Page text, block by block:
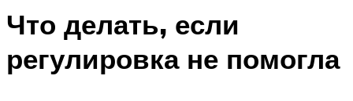
Что делать, если
регулировка не помогла